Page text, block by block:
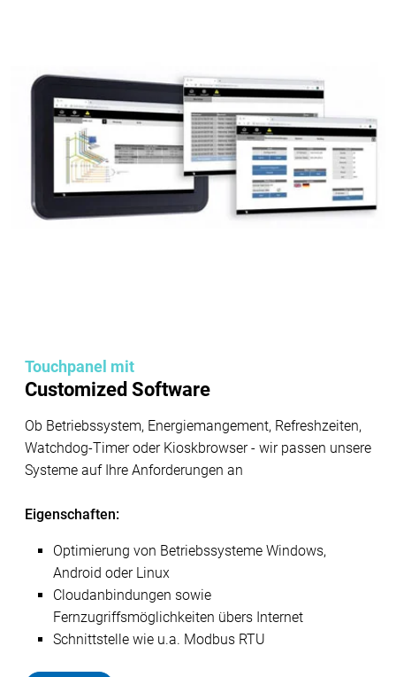
Touchpanel mit
Customized Software
Ob Betriebssystem, Energiemangement, Refreshzeiten,
Watchdog-Timer oder Kioskbrowser - wir passen unsere
Systeme auf Ihre Anforderungen an
Eigenschaften:
Optimierung von Betriebssysteme Windows,
Android oder Linux
Cloudanbindungen sowie
Fernzugriffsmöglichkeiten übers Internet
Schnittstelle wie u.a. Modbus RTU